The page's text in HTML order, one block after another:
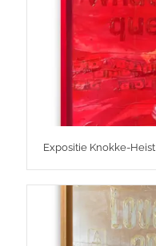
Expositie Knokke-Heist